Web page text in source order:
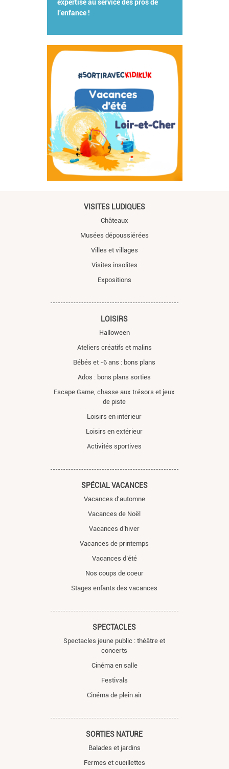
expertise au service des pros de
l'enfance !
VISITES LUDIQUES
Châteaux
Musées dépoussiérées
Villes et villages
Visites insolites
Expositions
LOISIRS
Halloween
Ateliers créatifs et malins
Bébés et -6 ans : bons plans
Ados : bons plans sorties
Escape Game, chasse aux trésors et jeux
de piste
Loisirs en intérieur
Loisirs en extérieur
Activités sportives
SPÉCIAL VACANCES
Vacances d'automne
Vacances de Noël
Vacances d’hiver
Vacances de printemps
Vacances d’été
Nos coups de coeur
Stages enfants des vacances
SPECTACLES
Spectacles jeune public : théâtre et
concerts
Cinéma en salle
Festivals
Cinéma de plein air
SORTIES NATURE
Balades et jardins
Fermes et cueillettes